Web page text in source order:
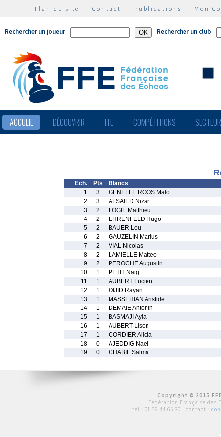
Plan du site | Contact | Publications | Mon
Rechercher un joueur Rechercher un club
ACCUEIL DÉCOUVRIR FFE COMPÉTITIONS
Ech. Pts
Blancs
1
3
GENELLE ROOS Malo
2
3
ALSAIED Nizar
3
2
LOGIE Matthieu
4
2
EHRENFELD Hugo
5
2
BAUER Lou
6
2
GAUZELIN Marius
7
2
VIAL Nicolas
8
2
LAMIELLE Matteo
9
2
PEROCHE Augustin
10
1
PETIT Naig
11
1
AUBERT Lucien
12
1
OIJID Rayan
13
1
MASSEHIAN Aristide
14
1
DEMAIE Antonin
15
1
BASMAJI Ayla
16
1
AUBERT Lison
17
1
CORDIER Alicia
18
0
AJEDDIG Nael
19
0 CHABIL Salma
Copyright © 2015
Fédération Française des
tél : 01 39 44 65 80 | contact :